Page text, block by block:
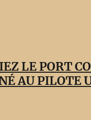
LE PORT
AU PILOTE